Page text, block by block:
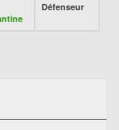
Défenseur